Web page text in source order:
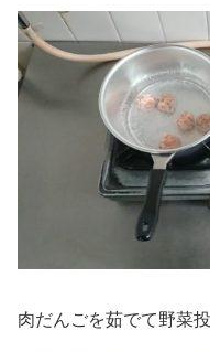
肉だんごを茹でて野菜